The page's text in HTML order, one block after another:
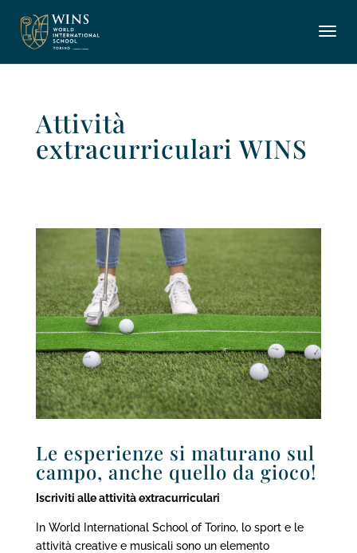
Attività
extracurriculari WINS
Le esperienze si maturano sul
campo, anche quello da gioco!
Iscriviti alle attività extracurriculari
In World International School of Torino, lo sport e le
attività creative e musicali sono un elemento